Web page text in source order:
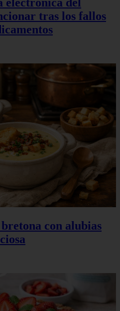
electrónica del
tras los fallos
con alubias